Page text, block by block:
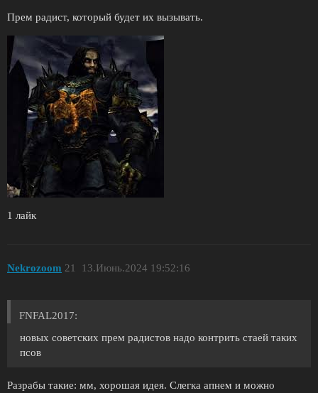
Прем радист, который будет их вызывать.
1 лайк
Nekrozoom 13.Июнь.2024 19:52:16
21
FNFAL2017:
новых советских прем радистов надо контрить стаей таких
псов
Разрабы такие: мм, хорошая идея. Слегка апнем и можно